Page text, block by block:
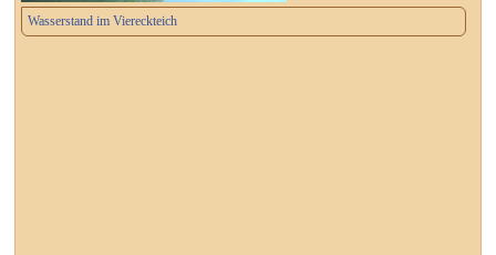
Wasserstand im Viereckteich